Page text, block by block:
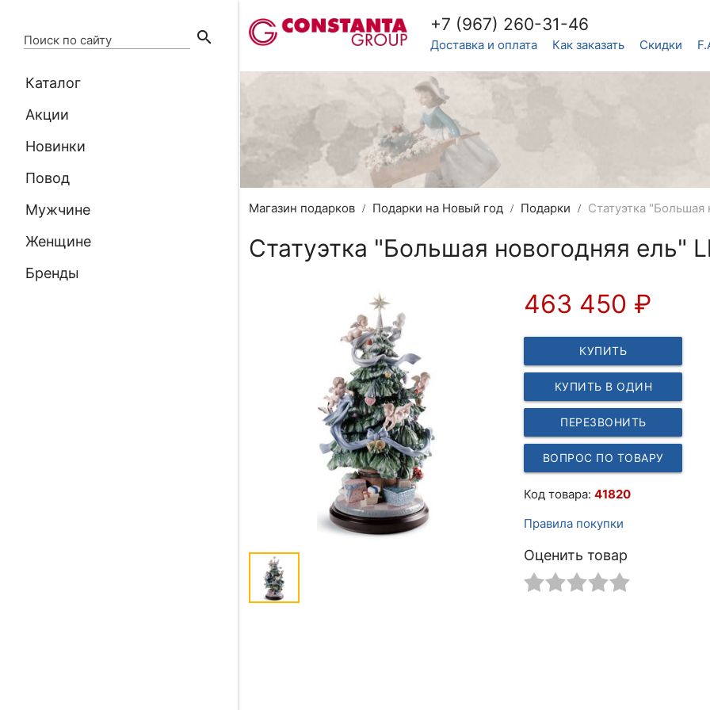
Поиск по сайту search
Каталог
Акции
Новинки
Повод
Мужчине
Женщине
Бренды
+7 (967) 260-31-46
Доставка и оплата Как заказать Скидки
Магазин подарков Подарки на Новый год Подарки Статуэтка "Большая
Статуэтка "Большая новогодняя ель"
463 450 ₽
КУПИТЬ
КУПИТЬ В ОДИН
КЛИК
ПЕРЕЗВОНИТЬ
ВОПРОС ПО ТОВАРУ
Код товара:41820
Правила покупки
Оценить товар